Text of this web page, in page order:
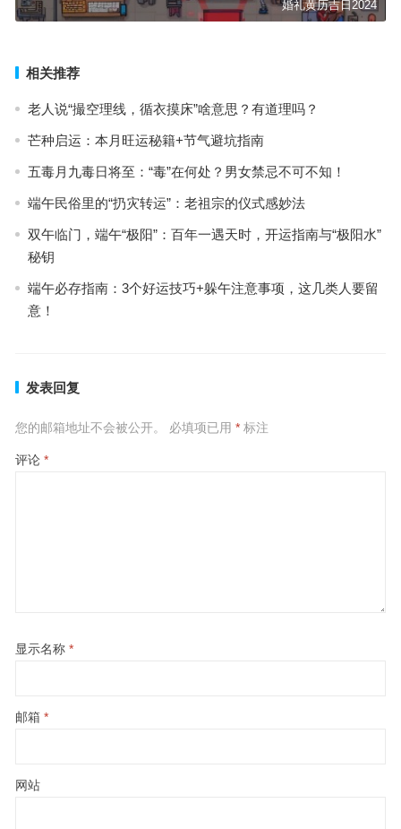
婚礼黄历吉日2024
相关推荐
老人说“撮空理线，循衣摸床”啥意思？有道理吗？
芒种启运：本月旺运秘籍+节气避坑指南
五毒月九毒日将至：“毒”在何处？男女禁忌不可不知！
端午民俗里的“扔灾转运”：老祖宗的仪式感妙法
双午临门，端午“极阳”：百年一遇天时，开运指南与“极阳水”
秘钥
端午必存指南：3个好运技巧+躲午注意事项，这几类人要留
意！
发表回复
您的邮箱地址不会被公开。 必填项已用 *标注
评论 *
显示名称 *
邮箱 *
网站